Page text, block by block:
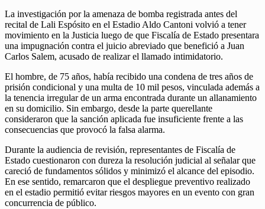
La investigación por la amenaza de bomba registrada antes del
recital de Lali Espósito en el Estadio Aldo Cantoni volvió a tener
movimiento en la Justicia luego de que Fiscalía de Estado presentara
una impugnación contra el juicio abreviado que benefició a Juan
Carlos Salem, acusado de realizar el llamado intimidatorio.
El hombre, de 75 años, había recibido una condena de tres años de
prisión condicional y una multa de 10 mil pesos, vinculada además a
la tenencia irregular de un arma encontrada durante un allanamiento
en su domicilio. Sin embargo, desde la parte querellante
consideraron que la sanción aplicada fue insuficiente frente a las
consecuencias que provocó la falsa alarma.
Durante la audiencia de revisión, representantes de Fiscalía de
Estado cuestionaron con dureza la resolución judicial al señalar que
careció de fundamentos sólidos y minimizó el alcance del episodio.
En ese sentido, remarcaron que el despliegue preventivo realizado
en el estadio permitió evitar riesgos mayores en un evento con gran
concurrencia de público.